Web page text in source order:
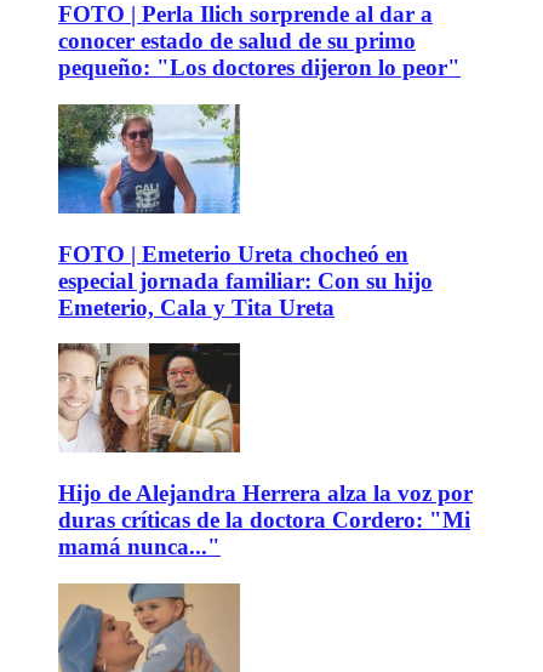
FOTO | Perla Ilich sorprende al dar a
conocer estado de salud de su primo
pequeño: "Los doctores dijeron lo peor"
FOTO | Emeterio Ureta chocheó en
especial jornada familiar: Con su hijo
Emeterio, Cala y Tita Ureta
Hijo de Alejandra Herrera alza la voz por
duras críticas de la doctora Cordero: "Mi
mamá nunca..."